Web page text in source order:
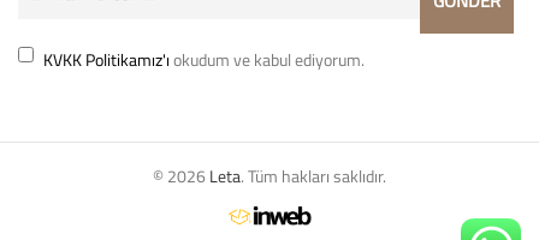
KVKK Politikamız'ıokudum ve kabul ediyorum.
© 2026 Leta. Tüm hakları saklıdır.